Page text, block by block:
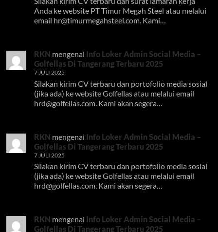
Anda ke website PT Timur Megah Steel atau melalui
email hr@timurmegahsteel.com. Kami…
RKN mengenai Info Loker Admin Social Media –
Golfellas Di Tangerang Terbaru 2025
7 JULI 2025
Silakan kirim CV terbaru dan portofolio media sosial
(jika ada) ke website Golfellas atau melalui email
hrd@golfellas.com . Kami akan segera…
RKN mengenai Info Loker Admin Social Media –
Golfellas Di Tangerang Terbaru 2025
7 JULI 2025
Silakan kirim CV terbaru dan portofolio media sosial
(jika ada) ke website Golfellas atau melalui email
hrd@golfellas.com. Kami akan segera…
RKN mengenai Info Loker Admin Social Media –
Golfellas Di Tangerang Terbaru 2025